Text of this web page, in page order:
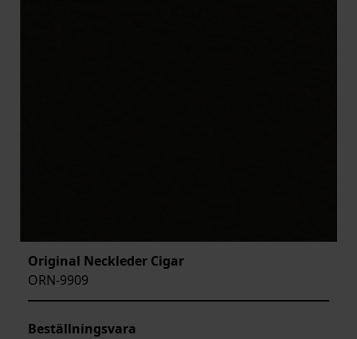
Original Neckleder Cigar
ORN-9909
Beställningsvara